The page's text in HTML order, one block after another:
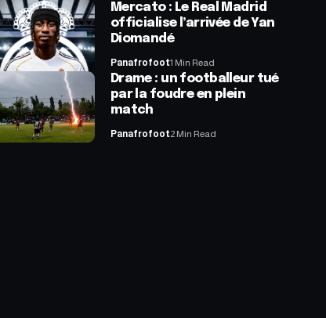
Mercato : Le Real Madrid
officialise l’arrivée de Yan
Diomandé
Panafrofoot1 Min Read
Drame : un footballeur tué
par la foudre en plein
match
Panafrofoot2 Min Read